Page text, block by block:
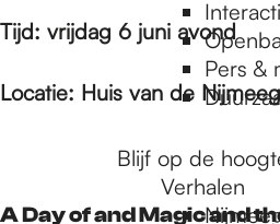
Pers &
Blijf op de
Verhalen
Tijd: vrijdag 6 juni avond
Locatie: Huis van de
A Day of and Magic and